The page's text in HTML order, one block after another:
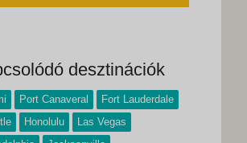
desztinációk
Port Canaveral
Fort Lauderdale
Honolulu
Las Vegas